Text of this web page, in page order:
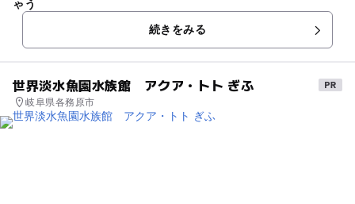
ゃう
続きをみる
世界淡水魚園水族館 アクア・トト ぎふ
岐阜県各務原市